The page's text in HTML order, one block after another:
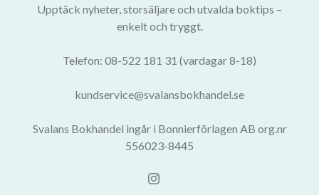
Upptäck nyheter, storsäljare och utvalda boktips –
enkelt och tryggt.
Telefon: 08-522 181 31 (vardagar 8-18)
kundservice@svalansbokhandel.se
Svalans Bokhandel ingår i Bonnierförlagen AB org.nr
556023-8445